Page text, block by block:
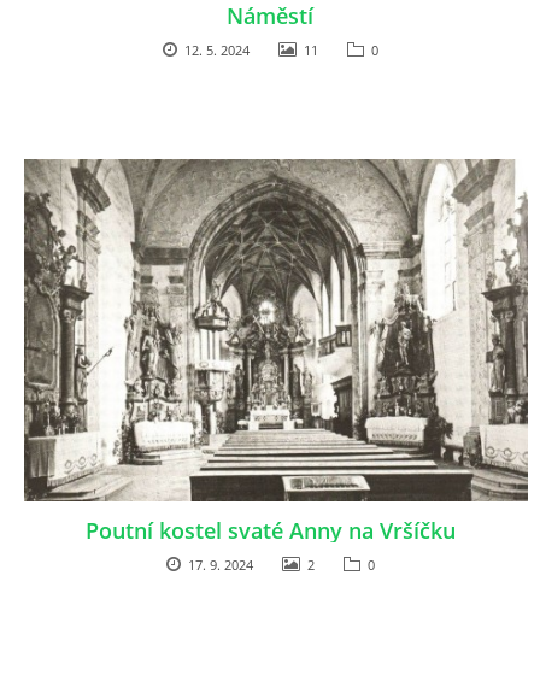
Náměstí
12. 5. 2024 11 0
Poutní kostel svaté Anny na Vršíčku
17. 9. 2024 2 0